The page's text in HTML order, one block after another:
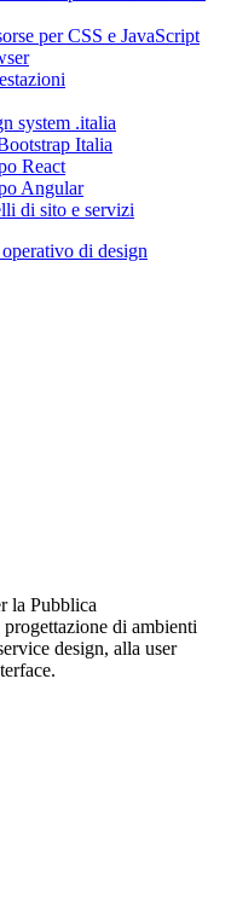
per CSS e JavaScript
system .italia
Italia
React
Angular
di sito e servizi
di design
la Pubblica
di ambienti
design, alla user